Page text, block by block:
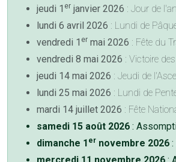
jeudi 1 er janvier 2026 : Jour de l'an
lundi 6 avril 2026 : Lundi de
vendredi 1 er mai 2026 : Fête du
vendredi 8 mai 2026 : Victoire
jeudi 14 mai 2026 : Jeudi de
lundi 25 mai 2026 : Lundi de
mardi 14 juillet 2026 : Fête
samedi 15 août 2026 :
dimanche 1 er novembre 2026
mercredi 11 novembre 2026 :